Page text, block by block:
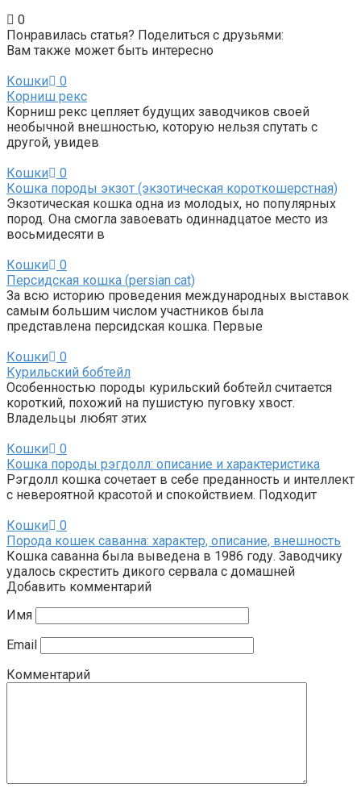
0
Понравилась статья? Поделиться с друзьями:
Вам также может быть интересно
Кошки
0
Корниш рекс
Корниш рекс цепляет будущих заводчиков своей
необычной внешностью, которую нельзя спутать с
другой, увидев
Кошки
0
Кошка породы экзот (экзотическая короткошерстная)
Экзотическая кошка одна из молодых, но популярных
пород. Она смогла завоевать одиннадцатое место из
восьмидесяти в
Кошки
0
Персидская кошка (persian cat)
За всю историю проведения международных выставок
самым большим числом участников была
представлена персидская кошка. Первые
Кошки
0
Курильский бобтейл
Особенностью породы курильский бобтейл считается
короткий, похожий на пушистую пуговку хвост.
Владельцы любят этих
Кошки
0
Кошка породы рэгдолл: описание и характеристика
Рэгдолл кошка сочетает в себе преданность и интеллект
с невероятной красотой и спокойствием. Подходит
Кошки
0
Порода кошек саванна: характер, описание, внешность
Кошка саванна была выведена в 1986 году. Заводчику
удалось скрестить дикого сервала с домашней
Добавить комментарий
Имя
Email
Комментарий